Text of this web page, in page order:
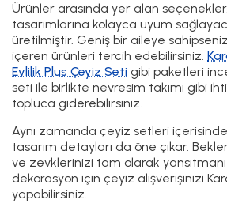
Ürünler arasında yer alan
tasarımlarına kolayca uyum
üretilmiştir. Geniş bir aileye
içeren ürünleri tercih edebilirsiniz.
Evlilik Plus Çeyiz Seti gibi paketleri
seti ile birlikte nevresim takımı gibi
topluca giderebilirsiniz.
Aynı zamanda çeyiz setleri
tasarım detayları da öne çıkar.
ve zevklerinizi tam olarak
dekorasyon için çeyiz alışverişinizi
yapabilirsiniz.